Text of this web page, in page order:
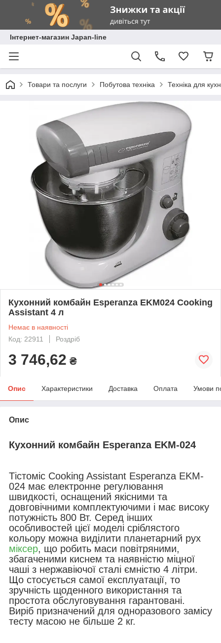
Інтернет-магазин Japan-line
Товари та послуги Побутова техніка Техніка для
Кухонний комбайн Esperanza EKM024 Cooking
Assistant 4 л
Немає в наявності
Код: 22911
Роздріб
3 746,62 ₴
Опис Характеристики Доставка Оплата Умови
Опис
Кухонний комбайн Esperanza EKM-024
Тістоміс Cooking Assistant Esperanza EKM-
024 має електронне регулювання
швидкості, оснащений якісними та
довговічними комплектуючими і має високу
потужність 800 Вт. Серед інших
особливостей цієї моделі сріблястого
кольору можна виділити планетарний рух
міксер, що робить маси повітряними,
збагаченими киснем та наявністю міцної
чаші з нержавіючої сталі ємністю 4 літри.
Що стосується самої експлуатації, то
зручність щоденного використання та
простота обслуговування гарантовані.
Виріб призначений для одноразового замісу
тесту масою не більше 2 кг.